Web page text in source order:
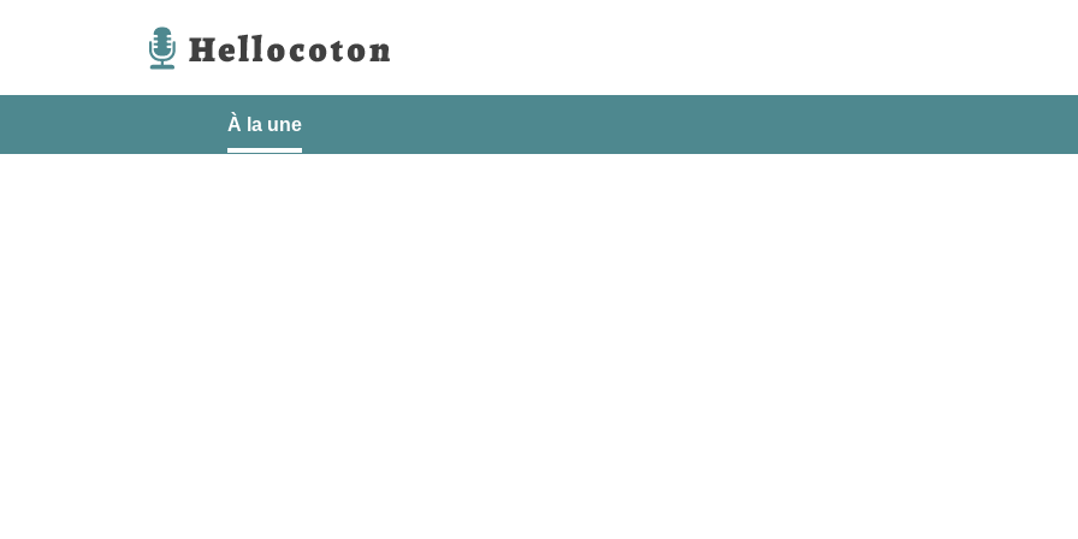
Hellocoton
À la une